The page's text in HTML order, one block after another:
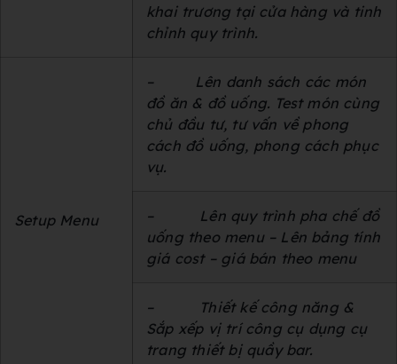
khai trương tại cửa hàng và tinh
chỉnh quy trình.
Setup Menu
– Lên danh sách các món
đồ ăn & đồ uống. Test món cùng
chủ đầu tư, tư vấn về phong
cách đồ uống, phong cách phục
vụ.
–
Lên quy trình pha chế đồ
uống theo menu – Lên bảng tính
giá cost – giá bán theo menu
–
Thiết kế công năng &
Sắp xếp vị trí công cụ dụng cụ
trang thiết bị quầy bar.